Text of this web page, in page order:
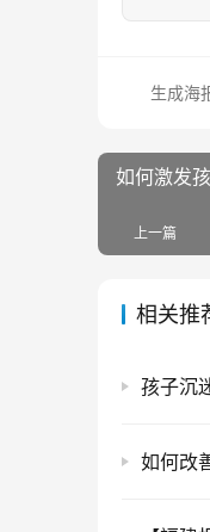
生成海
如何激发
上一篇
相关推
孩子沉
如何改